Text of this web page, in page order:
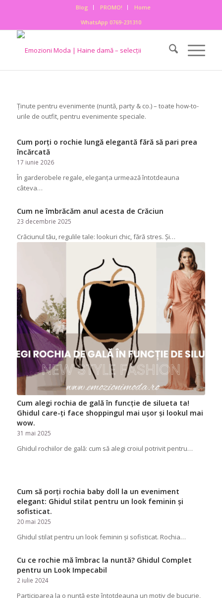
Blog PROMO!
Home
WhatsApp 0769-231310
Ținute pentru evenimente (nuntă, party & co.) – toate how-to-
urile de outfit, pentru evenimente speciale.
Cum porți o rochie lungă elegantă fără să pari prea
încărcată
17 iunie 2026
În garderobele regale, eleganța urmează întotdeauna
câteva…
Cum ne îmbrăcăm anul acesta de Crăciun
23 decembrie 2025
Crăciunul tău, regulile tale: lookuri chic, fără stres. Și…
Cum alegi rochia de gală în funcție de silueta ta!
Ghidul care-ți face shoppingul mai ușor și lookul mai
wow.
31 mai 2025
Ghidul rochiilor de gală: cum să alegi croiul potrivit pentru…
Cum să porți rochia baby doll la un eveniment
elegant: Ghidul stilat pentru un look feminin și
sofisticat.
20 mai 2025
Ghidul stilat pentru un look feminin și sofisticat. Rochia…
Cu ce rochie mă îmbrac la nuntă? Ghidul Complet
pentru un Look Impecabil
2 iulie 2024
Participarea la o nuntă este întotdeauna un motiv de bucurie,